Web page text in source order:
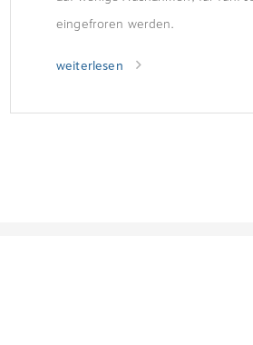
eingefroren werden.
weiterlesen